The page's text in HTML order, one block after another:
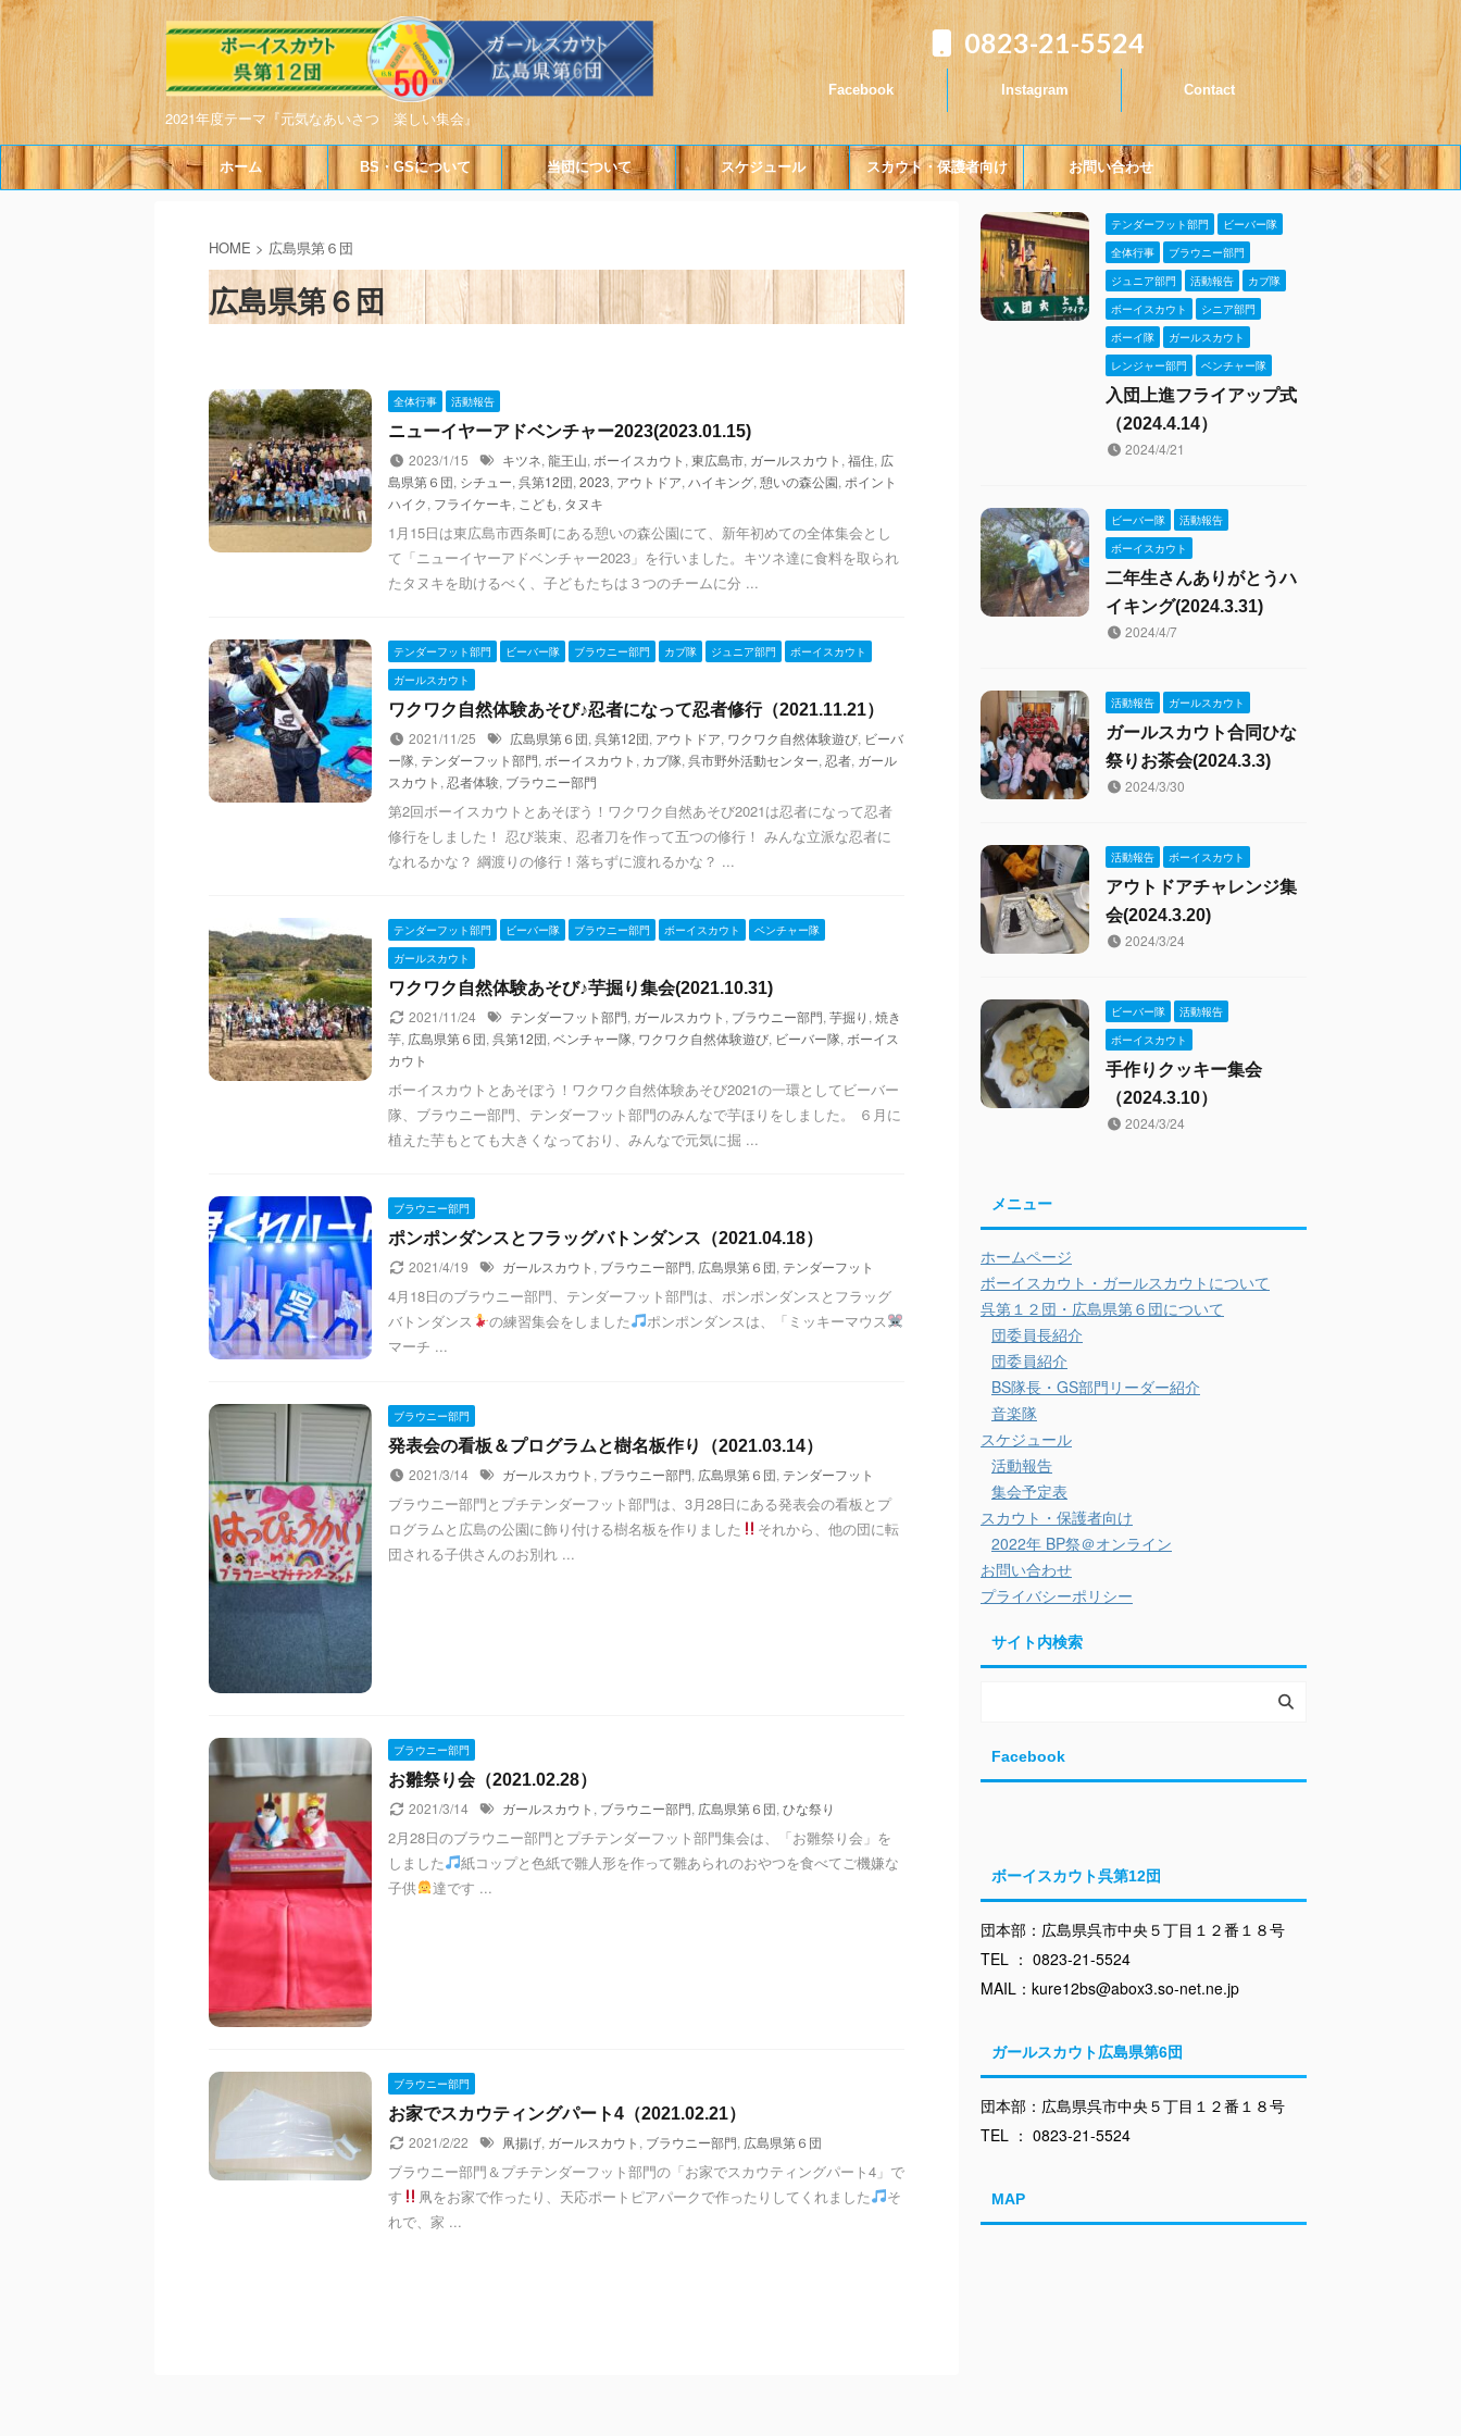
2021年度テーマ『元気なあいさつ 楽しい集会』
0823-21-5524
Facebook Instagram Contact
ホーム BS・GSについて 当団について スケジュール スカウト・保護者向け お問い合わせ
HOME > 広島県第６団
広島県第６団
全体行事 活動報告
ニューイヤーアドベンチャー2023(2023.01.15)
2023/1/15
キツネ, 龍王山, ボーイスカウト , 東広島市, ガールスカウト , 福住, 広
島県第６団, シチュー, 呉第12団, 2023, アウトドア, ハイキング, 憩いの森公園, ポイント
ハイク, フライケーキ, こども, タヌキ
1月15日は東広島市西条町にある憩いの森公園にて、新年初めての全体集会とし
て「ニューイヤーアドベンチャー2023」を行いました。キツネ達に食料を取られ
たタヌキを助けるべく、子どもたちは３つのチームに分 ...
テンダーフット部門 ビーバー隊 ブラウニー部門 カブ隊 ジュニア部門
ボーイスカウト
ガールスカウト
ワクワク自然体験あそび♪忍者になって忍者修行（2021.11.21）
2021/11/25
広島県第６団, 呉第12団, アウトドア, ワクワク自然体験遊び, ビーバ
ー隊, テンダーフット部門, ボーイスカウト , カブ隊, 呉市野外活動センター, 忍者, ガール
スカウト , 忍者体験, ブラウニー部門
第2回ボーイスカウトとあそぼう！ワクワク自然あそび2021は忍者になって忍者
修行をしました！ 忍び装束、忍者刀を作って五つの修行！ みんな立派な忍者に
なれるかな？ 綱渡りの修行！落ちずに渡れるかな？ ...
テンダーフット部門 ビーバー隊 ブラウニー部門 ボーイスカウト
ベンチャー隊
ガールスカウト
ワクワク自然体験あそび♪芋掘り集会(2021.10.31)
2021/11/24
テンダーフット部門, ガールスカウト , ブラウニー部門, 芋掘り , 焼き
芋, 広島県第６団, 呉第12団, ベンチャー隊, ワクワク自然体験遊び, ビーバー隊, ボーイス
カウト
ボーイスカウトとあそぼう！ワクワク自然体験あそび2021の一環としてビーバー
隊、ブラウニー部門、テンダーフット部門のみんなで芋ほりをしました。 ６月に
植えた芋もとても大きくなっており、みんなで元気に掘 ...
ブラウニー部門
ポンポンダンスとフラッグバトンダンス（2021.04.18）
2021/4/19
ガールスカウト , ブラウニー部門, 広島県第６団, テンダーフット
4月18日のブラウニー部門、テンダーフット部門は、ポンポンダンスとフラッグ
バトンダンス
の練習集会をしました
ポンポンダンスは、「ミッキーマウス
マーチ ...
ブラウニー部門
発表会の看板＆プログラムと樹名板作り（2021.03.14）
2021/3/14
ガールスカウト , ブラウニー部門, 広島県第６団, テンダーフット
ブラウニー部門とプチテンダーフット部門は、3月28日にある発表会の看板とプ
ログラムと広島の公園に飾り付ける樹名板を作りました
それから、他の団に転
団される子供さんのお別れ ...
ブラウニー部門
お雛祭り会（2021.02.28）
2021/3/14
ガールスカウト , ブラウニー部門, 広島県第６団, ひな祭り
2月28日のブラウニー部門とプチテンダーフット部門集会は、「お雛祭り会」を
しました
紙コップと色紙で雛人形を作って雛あられのおやつを食べてご機嫌な
子供
達です ...
ブラウニー部門
お家でスカウティングパート4（2021.02.21）
2021/2/22
凧揚げ, ガールスカウト , ブラウニー部門, 広島県第６団
ブラウニー部門＆プチテンダーフット部門の「お家でスカウティングパート4」で
す
凧をお家で作ったり、天応ポートピアパークで作ったりしてくれました
そ
れで、家 ...
テンダーフット部門
ビーバー隊
全体行事
ブラウニー部門
ジュニア部門
活動報告
カブ隊
ボーイスカウト
シニア部門
ボーイ隊
ガールスカウト
レンジャー部門
ベンチャー隊
入団上進フライアップ式
（2024.4.14）
2024/4/21
ビーバー隊
活動報告
ボーイスカウト
二年生さんありがとうハ
イキング(2024.3.31)
2024/4/7
活動報告 ガールスカウト
ガールスカウト合同ひな
祭りお茶会(2024.3.3)
2024/3/30
活動報告 ボーイスカウト
アウトドアチャレンジ集
会(2024.3.20)
2024/3/24
ビーバー隊
活動報告
ボーイスカウト
手作りクッキー集会
（2024.3.10）
2024/3/24
メニュー
ホームページ
ボーイスカウト・ガールスカウトについて
呉第１２団・広島県第６団について
団委員長紹介
団委員紹介
BS隊長・GS部門リーダー紹介
音楽隊
スケジュール
活動報告
集会予定表
スカウト・保護者向け
2022年 BP祭＠オンライン
お問い合わせ
プライバシーポリシー
サイト内検索
Facebook
ボーイスカウト呉第12団
団本部：広島県呉市中央５丁目１２番１８号
TEL ： 0823-21-5524
MAIL：kure12bs@abox3.so-net.ne.jp
ガールスカウト広島県第6団
団本部：広島県呉市中央５丁目１２番１８号
TEL ： 0823-21-5524
MAP